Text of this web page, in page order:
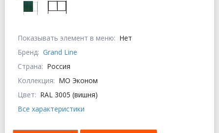
Показывать элемент в меню: Нет
Бренд: Grand Line
Страна: Россия
Коллекция: МО Эконом
Цвет: RAL 3005 (вишня)
Все характеристики